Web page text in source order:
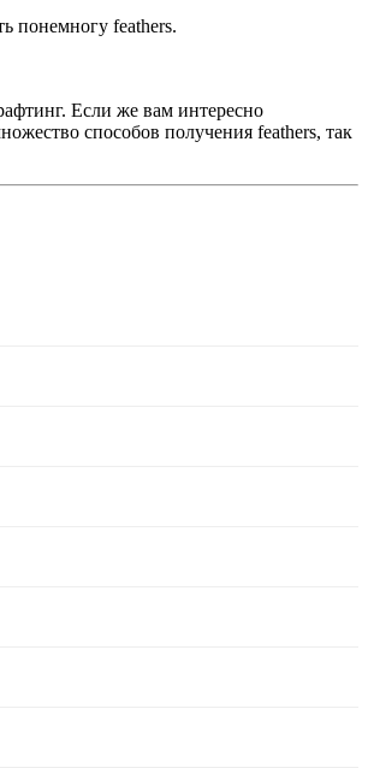
понемногу feathers.
Если же вам интересно
способов получения feathers, так